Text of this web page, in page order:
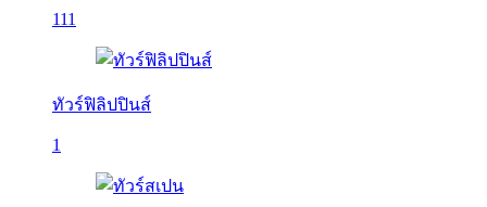
111
ทัวร์ฟิลิปปินส์
1